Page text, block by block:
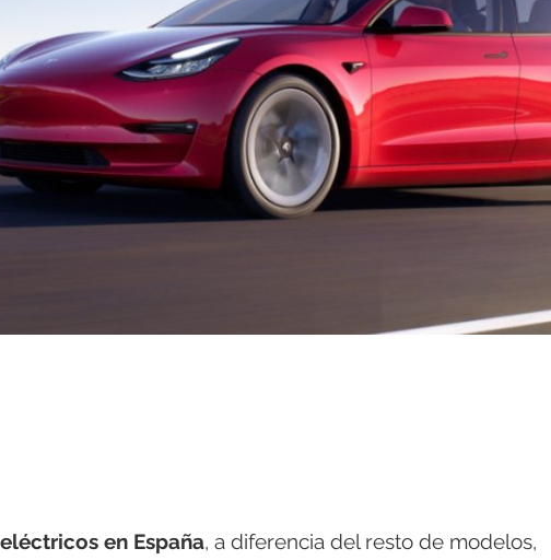
en España, a diferencia del resto de modelos,